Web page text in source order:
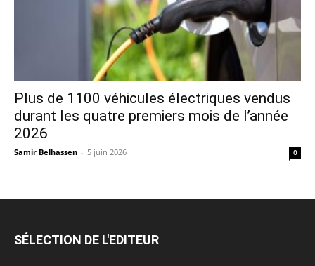
Plus de 1100 véhicules électriques vendus
durant les quatre premiers mois de l’année
2026
Samir Belhassen - 5 juin 2026 0
SÉLECTION DE L'EDITEUR